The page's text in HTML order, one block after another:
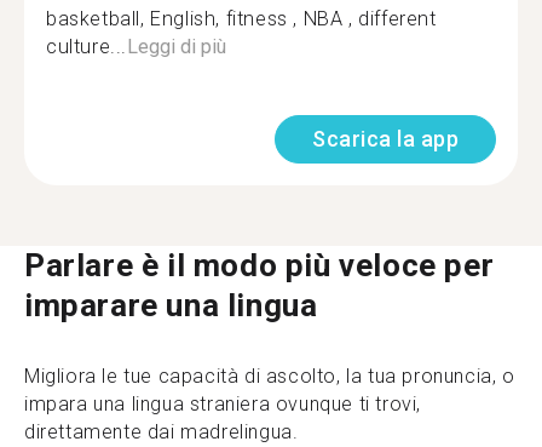
basketball, English, fitness , NBA , different
culture... Leggi di più
Scarica la app
Parlare è il modo più veloce per
imparare una lingua
Migliora le tue capacità di ascolto, la tua pronuncia, o
impara una lingua straniera ovunque ti trovi,
direttamente dai madrelingua.